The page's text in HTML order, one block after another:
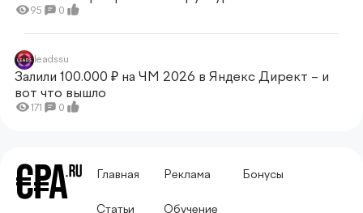
95 0
leadssu
Залили 100.000 ₽ на ЧМ 2026 в Яндекс Директ – и
вот что вышло
171 0
Главная
Статьи
Реклама
Обучение
Бонусы